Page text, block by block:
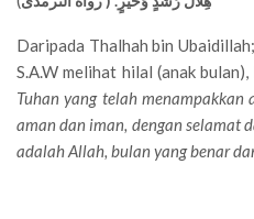
Daripada Thalhah bin
S.A.W melihat hilal (anak bulan),
Tuhan yang telah
aman dan iman, dengan selamat
adalah Allah, bulan yang benar